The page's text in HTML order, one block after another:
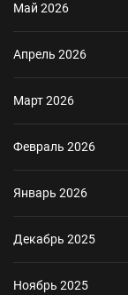
Май 2026
Апрель 2026
Март 2026
Февраль 2026
Январь 2026
Декабрь 2025
Ноябрь 2025